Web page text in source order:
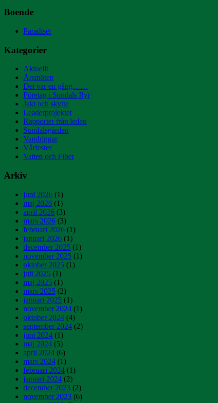
Boende
Paradiset
Kategorier
Aktuellt
Årsmöten
Det var en gång……
Företag i Sundals Ryr
Jakt och skytte
Leaderprojektet
Rapporter från leden
Sundalsgården
Vandringar
Vårfester
Vatten och Fiber
Arkiv
juni 2026 (1)
maj 2026 (1)
april 2026 (3)
mars 2026 (3)
februari 2026 (1)
januari 2026 (1)
december 2025 (1)
november 2025 (1)
oktober 2025 (1)
juli 2025 (1)
maj 2025 (1)
mars 2025 (2)
januari 2025 (1)
november 2024 (1)
oktober 2024 (4)
september 2024 (2)
juni 2024 (1)
maj 2024 (5)
april 2024 (6)
mars 2024 (1)
februari 2024 (1)
januari 2024 (2)
december 2023 (2)
november 2023 (6)